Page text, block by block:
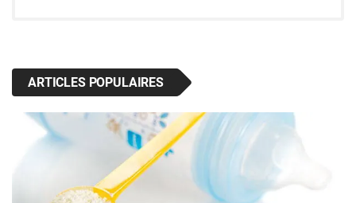
ARTICLES POPULAIRES